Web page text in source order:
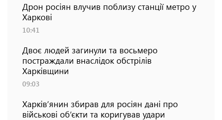
Дрон росіян влучив поблизу станції метро у
Харкові
10:41
Двоє людей загинули та восьмеро
постраждали внаслідок обстрілів
Харківщини
09:03
Харків’янин збирав для росіян дані про
військові об’єкти та коригував удари